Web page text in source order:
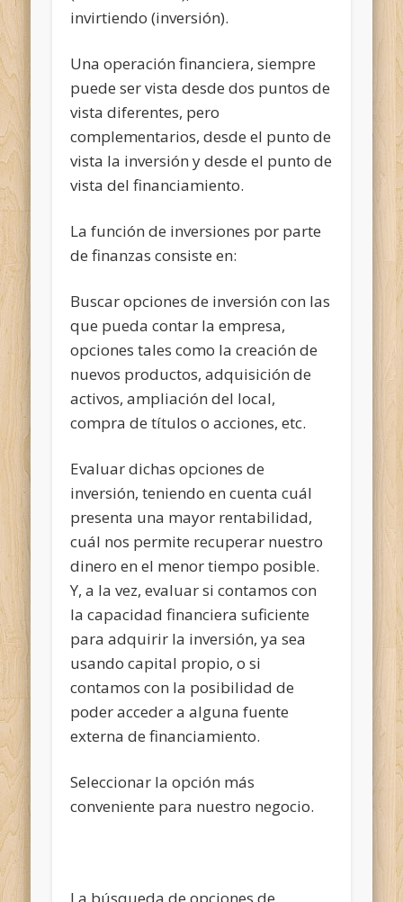
invirtiendo (inversión).
Una operación financiera, siempre
puede ser vista desde dos puntos de
vista diferentes, pero
complementarios, desde el punto de
vista la inversión y desde el punto de
vista del financiamiento.
La función de inversiones por parte
de finanzas consiste en:
Buscar opciones de inversión con las
que pueda contar la empresa,
opciones tales como la creación de
nuevos productos, adquisición de
activos, ampliación del local,
compra de títulos o acciones, etc.
Evaluar dichas opciones de
inversión, teniendo en cuenta cuál
presenta una mayor rentabilidad,
cuál nos permite recuperar nuestro
dinero en el menor tiempo posible.
Y, a la vez, evaluar si contamos con
la capacidad financiera suficiente
para adquirir la inversión, ya sea
usando capital propio, o si
contamos con la posibilidad de
poder acceder a alguna fuente
externa de financiamiento.
Seleccionar la opción más
conveniente para nuestro negocio.
La búsqueda de opciones de